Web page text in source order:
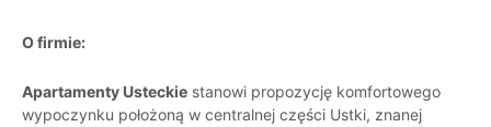
O firmie:
Apartamenty Usteckie stanowi propozycję komfortowego
wypoczynku położoną w centralnej części Ustki, znanej